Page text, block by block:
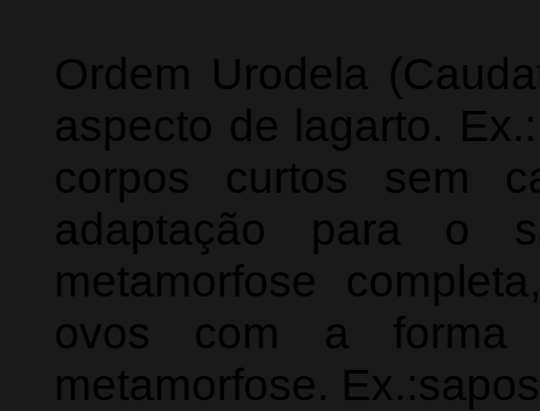
Ordem Urodela
aspecto de lagarto.
corpos curtos sem
adaptação para o
metamorfose
ovos com a forma
metamorfose.